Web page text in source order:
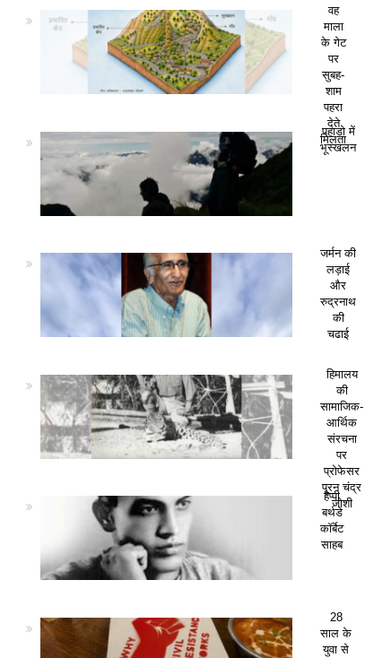
वह
माला
के गेट
पर
सुबह-
शाम
पहरा
देते
मिलता
पहाड़ो में
भूस्खलन
जर्मन की
लड़ाई
और
रुद्रनाथ
की
चढाई
हिमालय
की
सामाजिक-
आर्थिक
संरचना
पर
प्रोफेसर
पूरन चंद्र
जोशी
हैप्पी
बर्थडे
कॉर्बेट
साहब
28
साल के
युवा से